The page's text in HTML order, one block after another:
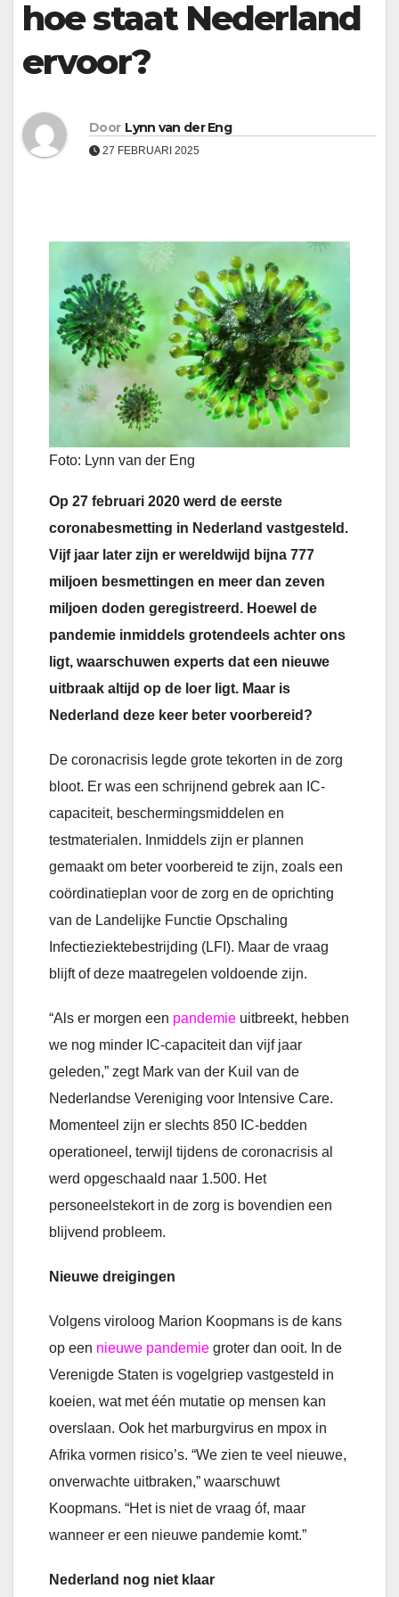
hoe staat Nederland
ervoor?
Door Lynn van der Eng
27 FEBRUARI 2025
Foto: Lynn van der Eng
Op 27 februari 2020 werd de eerste
coronabesmetting in Nederland vastgesteld.
Vijf jaar later zijn er wereldwijd bijna 777
miljoen besmettingen en meer dan zeven
miljoen doden geregistreerd. Hoewel de
pandemie inmiddels grotendeels achter ons
ligt, waarschuwen experts dat een nieuwe
uitbraak altijd op de loer ligt. Maar is
Nederland deze keer beter voorbereid?
De coronacrisis legde grote tekorten in de zorg
bloot. Er was een schrijnend gebrek aan IC-
capaciteit, beschermingsmiddelen en
testmaterialen. Inmiddels zijn er plannen
gemaakt om beter voorbereid te zijn, zoals een
coördinatieplan voor de zorg en de oprichting
van de Landelijke Functie Opschaling
Infectieziektebestrijding (LFI). Maar de vraag
blijft of deze maatregelen voldoende zijn.
“Als er morgen een pandemie uitbreekt, hebben
we nog minder IC-capaciteit dan vijf jaar
geleden,” zegt Mark van der Kuil van de
Nederlandse Vereniging voor Intensive Care.
Momenteel zijn er slechts 850 IC-bedden
operationeel, terwijl tijdens de coronacrisis al
werd opgeschaald naar 1.500. Het
personeelstekort in de zorg is bovendien een
blijvend probleem.
Nieuwe dreigingen
Volgens viroloog Marion Koopmans is de kans
op een nieuwe pandemie groter dan ooit. In de
Verenigde Staten is vogelgriep vastgesteld in
koeien, wat met één mutatie op mensen kan
overslaan. Ook het marburgvirus en mpox in
Afrika vormen risico’s. “We zien te veel nieuwe,
onverwachte uitbraken,” waarschuwt
Koopmans. “Het is niet de vraag óf, maar
wanneer er een nieuwe pandemie komt.”
Nederland nog niet klaar